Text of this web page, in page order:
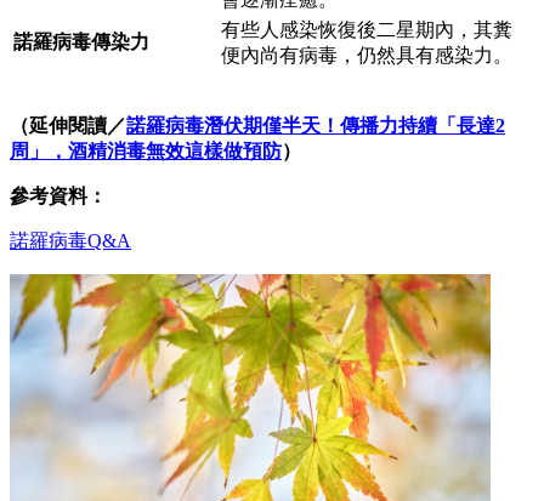
諾羅病毒傳染力
有些人感染恢復後二星期內，其糞
便內尚有病毒，仍然具有感染力。
（延伸閱讀／諾羅病毒潛伏期僅半天！傳播力持續「長達2
周」，酒精消毒無效這樣做預防）
參考資料：
諾羅病毒Q&A